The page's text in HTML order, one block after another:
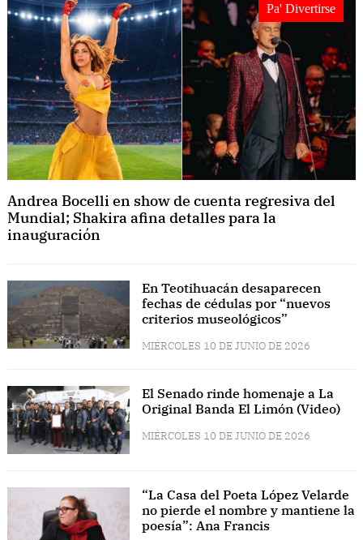
Pa' Divertirse
Andrea Bocelli en show de cuenta regresiva del
Mundial; Shakira afina detalles para la
inauguración
En Teotihuacán desaparecen
fechas de cédulas por “nuevos
criterios museológicos”
MIÉRCOLES 10 DE JUNIO DE 2026
El Senado rinde homenaje a La
Original Banda El Limón (Video)
MIÉRCOLES 10 DE JUNIO DE 2026
“La Casa del Poeta López Velarde
no pierde el nombre y mantiene la
poesía”: Ana Francis